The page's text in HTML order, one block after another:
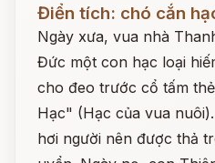
Điển tích: chó cắn
Ngày xưa, vua nhà
Đức một con hạc loại
cho đeo trước cổ tấm
Hạc" (Hạc của vua
hơi người nên được thả